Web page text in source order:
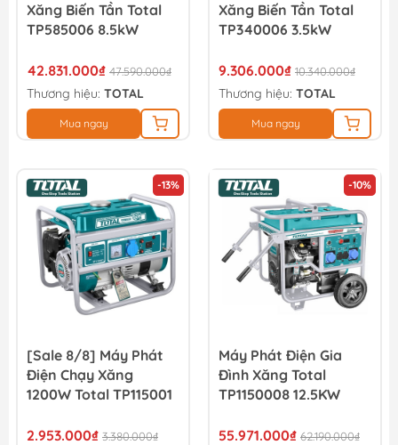
Xăng Biến Tần Total
TP585006 8.5kW
42.831.000₫ 47.590.000₫
Thương hiệu: TOTAL
Mua ngay
Xăng Biến Tần Total
TP340006 3.5kW
9.306.000₫ 10.340.000₫
Thương hiệu: TOTAL
Mua ngay
-13%
[Sale 8/8] Máy Phát
Điện Chạy Xăng
1200W Total TP115001
2.953.000₫ 3.380.000₫
-10%
Máy Phát Điện Gia
Đình Xăng Total
TP1150008 12.5KW
55.971.000₫ 62.190.000₫